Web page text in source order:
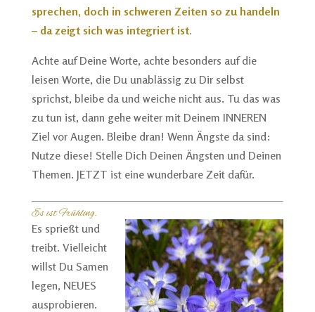
sprechen, doch in schweren Zeiten so zu handeln
– da zeigt sich was integriert ist.
Achte auf Deine Worte, achte besonders auf die
leisen Worte, die Du unablässig zu Dir selbst
sprichst, bleibe da und weiche nicht aus. Tu das was
zu tun ist, dann gehe weiter mit Deinem INNEREN
Ziel vor Augen. Bleibe dran! Wenn Ängste da sind:
Nutze diese! Stelle Dich Deinen Ängsten und Deinen
Themen. JETZT ist eine wunderbare Zeit dafür.
Es ist Frühling.
Es sprießt und
treibt. Vielleicht
willst Du Samen
legen, NEUES
ausprobieren.